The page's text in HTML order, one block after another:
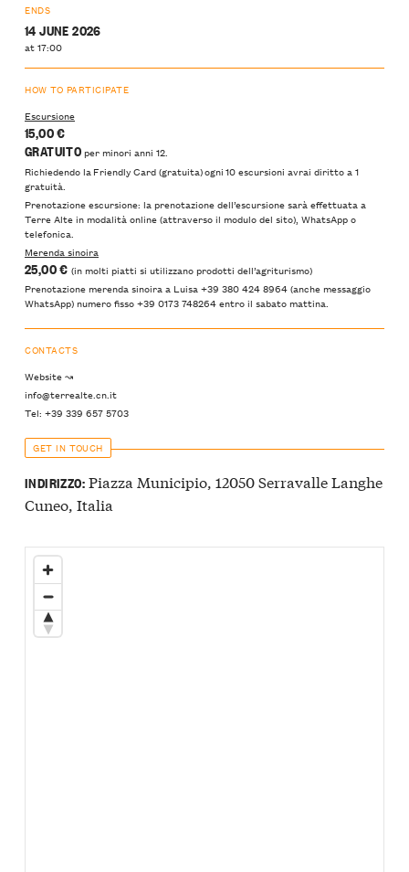
ENDS
14 JUNE 2026
at 17:00
HOW TO PARTICIPATE
Escursione
15,00 €
GRATUITOper minori anni 12.
Richiedendo la Friendly Card (gratuita) ogni 10 escursioni avrai diritto a 1
gratuità.
Prenotazione escursione: la prenotazione dell’escursione sarà effettuata a
Terre Alte in modalità online (attraverso il modulo del sito), WhatsApp o
telefonica.
Merenda sinoira
25,00 € (in molti piatti si utilizzano prodotti dell’agriturismo)
Prenotazione merenda sinoira a Luisa +39 380 424 8964 (anche messaggio
WhatsApp) numero fisso +39 0173 748264 entro il sabato mattina.
CONTACTS
Website ↝
info@terrealte.cn.it
Tel: +39 339 657 5703
GET IN TOUCH
INDIRIZZO:Piazza Municipio, 12050 Serravalle Langhe
Cuneo, Italia